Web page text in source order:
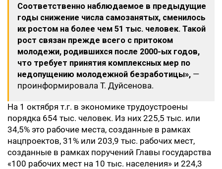
Соответственно наблюдаемое в предыдущие
годы снижение числа самозанятых, сменилось
их ростом на более чем 51 тыс. человек. Такой
рост связан прежде всего с притоком
молодежи, родившихся после 2000-ых годов,
что требует принятия комплексных мер по
недопущению молодежной безработицы», —
проинформировала Т. Дуйсенова.
На 1 октября т.г. в экономике трудоустроены
порядка 654 тыс. человек. Из них 225,5 тыс. или
34,5% это рабочие места, созданные в рамках
нацпроектов, 31% или 203,9 тыс. рабочих мест,
созданные в рамках поручений Главы государства
«100 рабочих мест на 10 тыс. населения» и 224,3